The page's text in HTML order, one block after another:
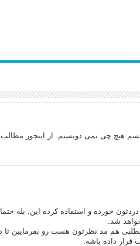
هیچ چی نمی دونستم. از اینجور
خورده و استفاده کرده این. بله
شد.
هم مد نظرتون هست رو بفرمایین تا
داده باشه.